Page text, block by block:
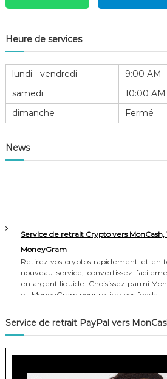
Heure de services
lundi - vendredi
9:00 AM
samedi
10:00
dimanche
Fermé
News
Service de retrait Crypto vers MonCash,
MoneyGram
Retirez vos cryptos rapidement et en
nouveau service, convertissez
en argent liquide. Choisissez parmi
ou MoneyGram pour retirer vos fonds.
-Facile à utiliser
-Options de retrait variées
Service de retrait PayPal vers